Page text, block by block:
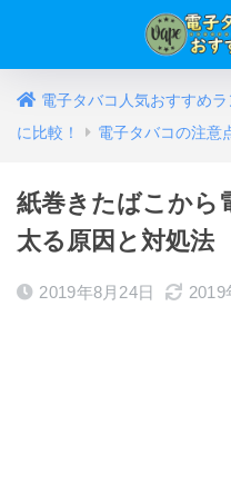
電子タバコ人気おすすめ
に比較！
電子タバコの注意
紙巻きたばこから
太る原因と対処法
2019年8月24日 2019